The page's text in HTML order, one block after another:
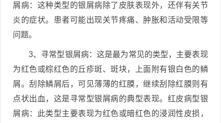
屑病：这种类型的银屑病除了皮肤表现外，还伴有关节
炎的症状。患者可能出现关节疼痛、肿胀和活动受限等
问题。
3、寻常型银屑病：这是最为常见的类型，主要表现
为红色或棕红色的丘疹斑、斑块，上面附有银白色的鳞
屑。刮除鳞屑后，可见薄薄的红膜，继续刮除红膜则有
点状出血，这是寻常型银屑病的典型表现。红皮病型银
屑病：此类型主要表现为红色或暗红色的浸润性皮损，